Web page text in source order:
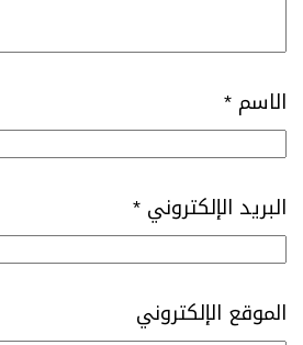
الاسم *
البريد الإلكتروني *
الموقع الإلكتروني